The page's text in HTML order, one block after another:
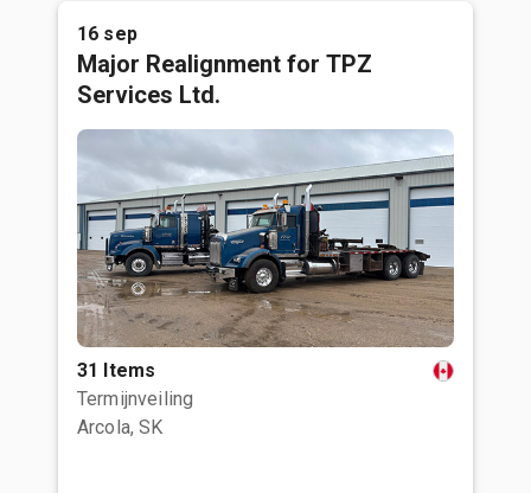
16 sep
Major Realignment for TPZ
Services Ltd.
31 Items
Termijnveiling
Arcola, SK